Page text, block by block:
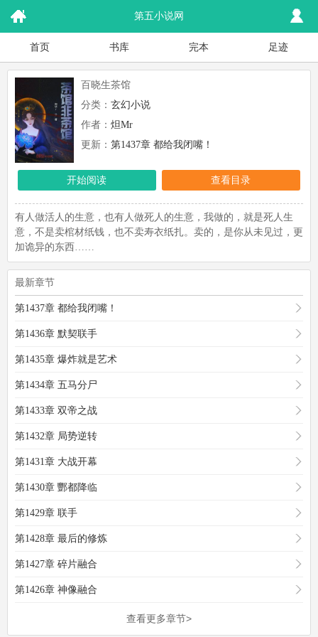
第五小说网
首页 书库 完本 足迹
百晓生茶馆
分类：玄幻小说
作者：炟Mr
更新：第1437章 都给我闭嘴！
开始阅读 查看目录
有人做活人的生意，也有人做死人的生意，我做的，就是死人生
意，不是卖棺材纸钱，也不卖寿衣纸扎。卖的，是你从未见过，更
加诡异的东西……
最新章节
第1437章 都给我闭嘴！
第1436章 默契联手
第1435章 爆炸就是艺术
第1434章 五马分尸
第1433章 双帝之战
第1432章 局势逆转
第1431章 大战开幕
第1430章 酆都降临
第1429章 联手
第1428章 最后的修炼
第1427章 碎片融合
第1426章 神像融合
查看更多章节>